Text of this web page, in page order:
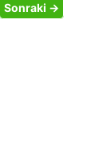
Sonraki →